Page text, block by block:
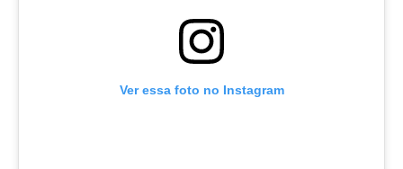
Ver essa foto no Instagram